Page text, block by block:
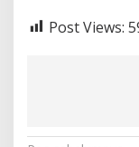
Post Views: